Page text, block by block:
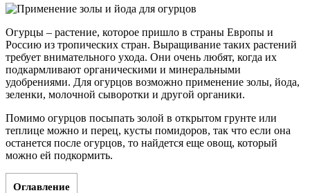
Огурцы – растение, которое пришло в страны Европы и
Россию из тропических стран. Выращивание таких растений
требует внимательного ухода. Они очень любят, когда их
подкармливают органическими и минеральными
удобрениями. Для огурцов возможно применение золы, йода,
зеленки, молочной сыворотки и другой органики.
Помимо огурцов посыпать золой в открытом грунте или
теплице можно и перец, кусты помидоров, так что если она
останется после огурцов, то найдется еще овощ, который
можно ей подкормить.
Оглавление